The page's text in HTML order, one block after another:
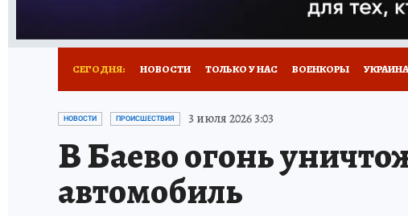
СЕГОДНЯ: НОВОСТИ ТОЛЬКО У НАС ВОЕНКОРЫ
АФИША ИСПЫТАНО НА СЕБЕ
НОВОСТИ ПРОИСШЕСТВИЯ 3 июля 2026 3:03
В Баево огонь
автомобиль